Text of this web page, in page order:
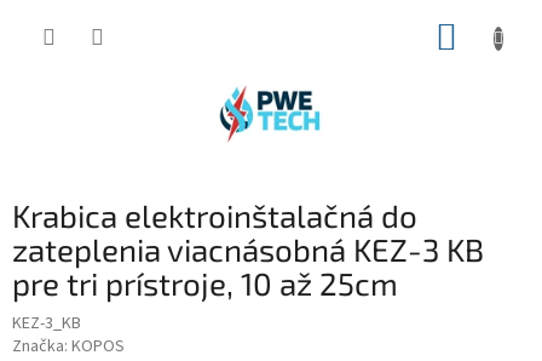
Krabica elektroinštalačná do
zateplenia viacnásobná KEZ-3 KB
pre tri prístroje, 10 až 25cm
KEZ-3_KB
Značka: KOPOS